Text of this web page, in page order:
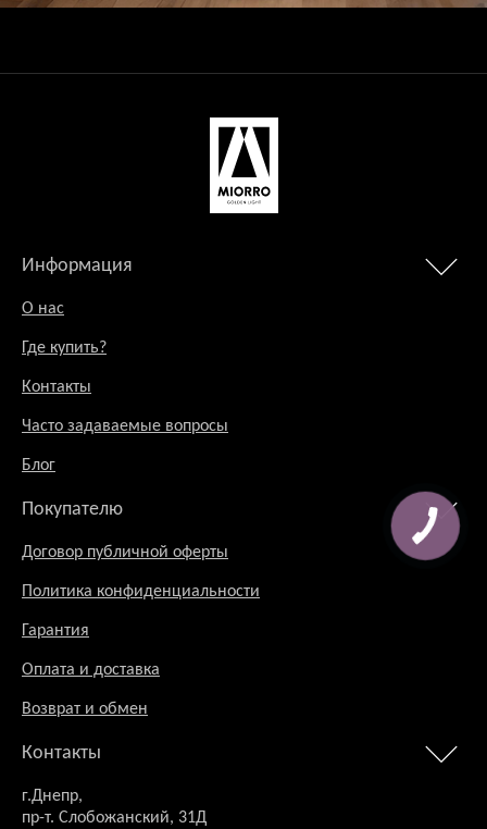
Информация
О нас
Где купить?
Контакты
Часто задаваемые вопросы
Блог
Покупателю
Договор публичной оферты
Политика конфиденциальности
Гарантия
Оплата и доставка
Возврат и обмен
Контакты
г.Днепр,
пр-т. Слобожанский, 31Д